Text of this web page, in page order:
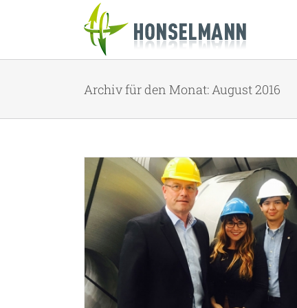
Archiv für den Monat: August 2016